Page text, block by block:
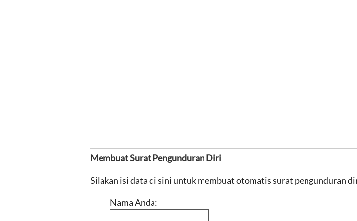
Membuat Surat Pengunduran Diri
Silakan isi data di sini untuk membuat otomatis surat pengunduran
Nama Anda: